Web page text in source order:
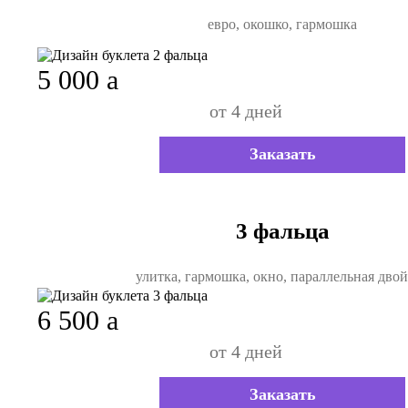
евро, окошко, гармошка
5 000 a
от 4 дней
Заказать
3 фальца
улитка, гармошка, окно, параллельная
6 500 a
от 4 дней
Заказать